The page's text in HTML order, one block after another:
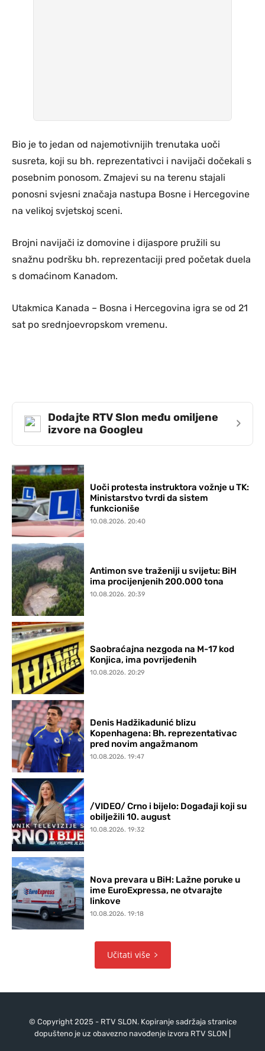
Bio je to jedan od najemotivnijih trenutaka uoči
susreta, koji su bh. reprezentativci i navijači dočekali s
posebnim ponosom. Zmajevi su na terenu stajali
ponosni svjesni značaja nastupa Bosne i Hercegovine
na velikoj svjetskoj sceni.
Brojni navijači iz domovine i dijaspore pružili su
snažnu podršku bh. reprezentaciji pred početak duela
s domaćinom Kanadom.
Utakmica Kanada – Bosna i Hercegovina igra se od 21
sat po srednjoevropskom vremenu.
Dodajte RTV Slon među omiljene
izvore na Googleu
›
Uoči protesta instruktora vožnje u TK:
Ministarstvo tvrdi da sistem
funkcioniše
10.08.2026. 20:40
Antimon sve traženiji u svijetu: BiH
ima procijenjenih 200.000 tona
10.08.2026. 20:39
Saobraćajna nezgoda na M-17 kod
Konjica, ima povrijeđenih
10.08.2026. 20:29
Denis Hadžikadunić blizu
Kopenhagena: Bh. reprezentativac
pred novim angažmanom
10.08.2026. 19:47
/VIDEO/ Crno i bijelo: Događaji koji su
obilježili 10. august
10.08.2026. 19:32
Nova prevara u BiH: Lažne poruke u
ime EuroExpressa, ne otvarajte
linkove
10.08.2026. 19:18
Učitati više
© Copyright 2025 - RTV SLON. Kopiranje sadržaja stranice
dopušteno je uz obavezno navođenje izvora RTV SLON |